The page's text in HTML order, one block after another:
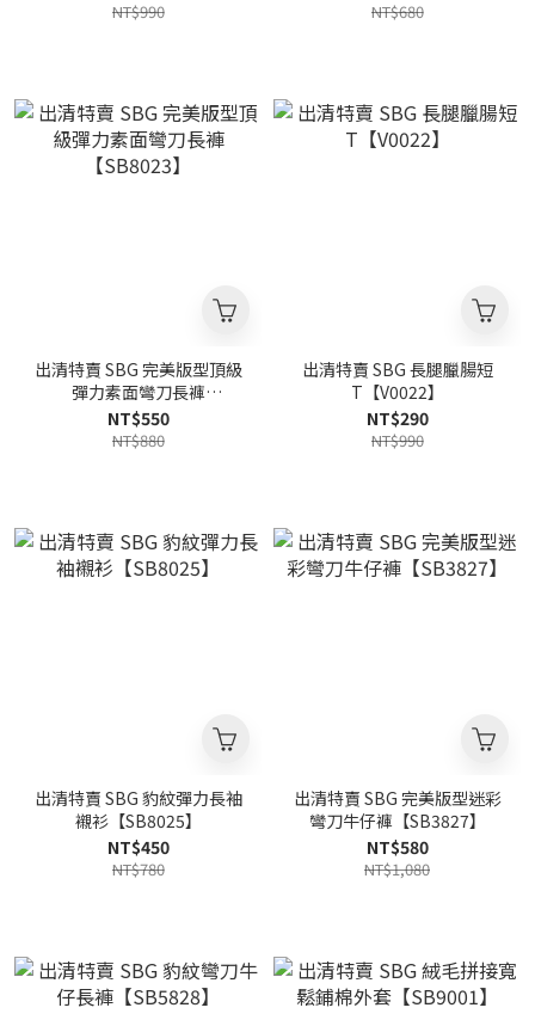
NT$990 NT$680
出清特賣 SBG 完美版型頂級
彈力素面彎刀長褲
【SB8023】
NT$550
NT$880
出清特賣 SBG 長腿臘腸短
T【V0022】
NT$290
NT$990
出清特賣 SBG 豹紋彈力長袖
襯衫【SB8025】
NT$450
NT$780
出清特賣 SBG 完美版型迷彩
彎刀牛仔褲【SB3827】
NT$580
NT$1,080